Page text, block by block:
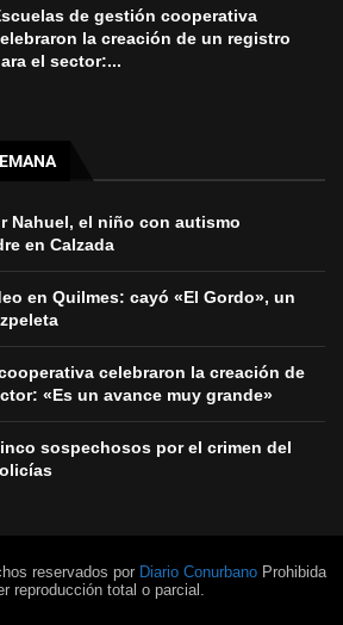
de gestión cooperativa
la creación de un registro
el sector:...
Nahuel, el niño con autismo
en Calzada
en Quilmes: cayó «El Gordo», un
celebraron la creación de
«Es un avance muy grande»
sospechosos por el crimen del
reservados por Diario Conurbano Prohibida
reproducción total o parcial.